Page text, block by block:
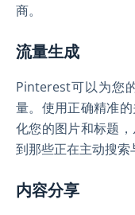
商。
流量生成
Pinterest可以为您
量。使用正确精准
化您的图片和标题
到那些正在主动搜索
内容分享